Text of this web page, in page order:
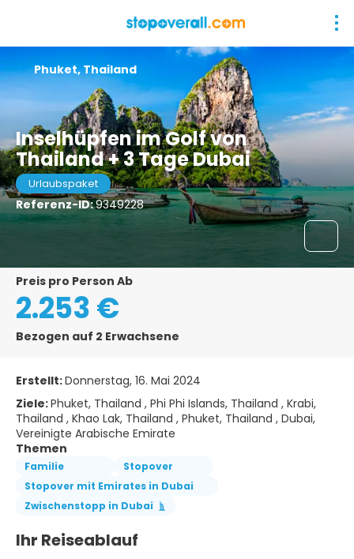
Inselhüpfen im Golf von
Thailand + 3 Tage Dubai
Urlaubspaket
Referenz-ID:9349228
Phuket, Thailand
Preis pro Person Ab
2.253 €
Bezogen auf 2 Erwachsene
Erstellt:Donnerstag, 16. Mai 2024
Ziele:Phuket, Thailand , Phi Phi Islands, Thailand , Krabi,
Thailand , Khao Lak, Thailand , Phuket, Thailand , Dubai,
Vereinigte Arabische Emirate
Themen
Familie
Stopover
Stopover mit Emirates in Dubai
Zwischenstopp in Dubai
Ihr Reiseablauf